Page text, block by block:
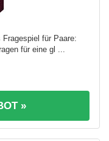
für Paare:
für eine gl ...
»